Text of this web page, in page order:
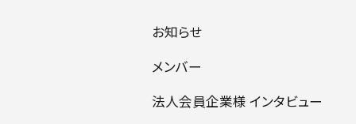
お知らせ
メンバー
法人会員企業様 インタビュー